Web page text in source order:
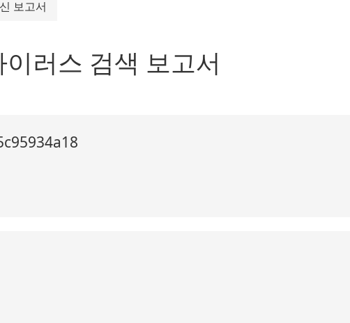
보고서
러스 검색 보고서